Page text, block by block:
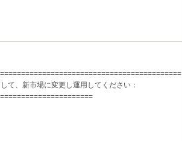
て、新市場に変更し運用してください：